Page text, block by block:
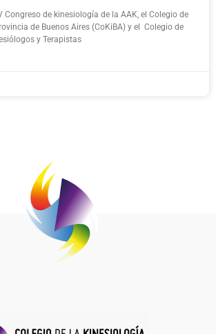
Congreso de kinesiología de la AAK, el Colegio de
de Buenos Aires (CoKiBA) y el Colegio de
y Terapistas